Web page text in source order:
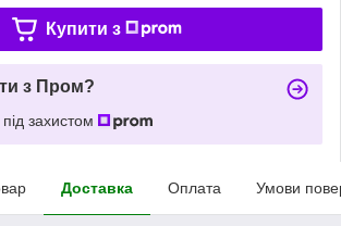
Купити з
з Пром?
захистом
Доставка Оплата Умови